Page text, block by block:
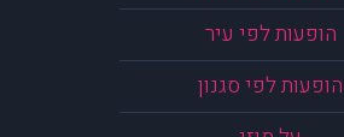
הופעות לפי עיר
הופעות לפי סגנון